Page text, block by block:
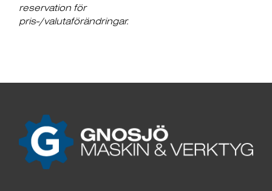
reservation för
pris-/valutaförändringar.